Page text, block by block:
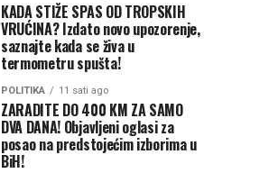
KADA STIŽE SPAS OD TROPSKIH
VRUĆINA? Izdato novo upozorenje,
saznajte kada se živa u
termometru spušta!
POLITIKA 11 sati ago
ZARADITE DO 400 KM ZA SAMO
DVA DANA! Objavljeni oglasi za
posao na predstojećim izborima u
BiH!